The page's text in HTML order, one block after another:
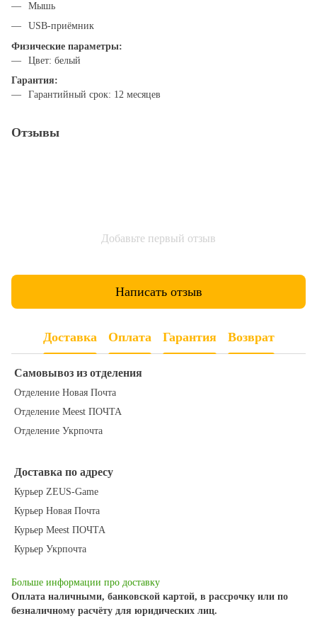
Мышь
USB-приёмник
Физические параметры:
Цвет: белый
Гарантия:
Гарантийный срок: 12 месяцев
Отзывы
Добавьте первый отзыв
Написать отзыв
Доставка Оплата Гарантия Возврат
Самовывоз из отделения
Отделение Новая Почта
Отделение Meest ПОЧТА
Отделение Укрпочта
Доставка по адресу
Курьер ZEUS-Game
Курьер Новая Почта
Курьер Meest ПОЧТА
Курьер Укрпочта
Больше информации про доставку
Оплата наличными, банковской картой, в рассрочку или по
безналичному расчёту для юридических лиц.